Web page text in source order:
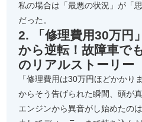
私の場合は「最悪の状況」が「
だった。
2. 「修理費用30万円
から逆転！故障車で
のリアルストーリー
「修理費用は30万円ほどかかり
からそう告げられた瞬間、頭が
エンジンから異音がし始めたの